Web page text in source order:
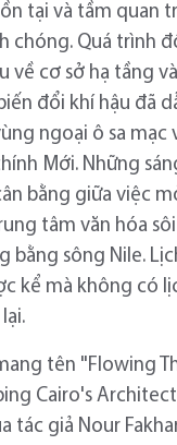
tại và tầm quan
chóng. Quá trình
về cơ sở hạ tầng
đổi khí hậu đã
ngoại ô sa mạc
Mới. Những
bằng giữa việc
tâm văn hóa
sông Nile.
kể mà không có
tên "Flowing
Cairo's
tác giả Nour